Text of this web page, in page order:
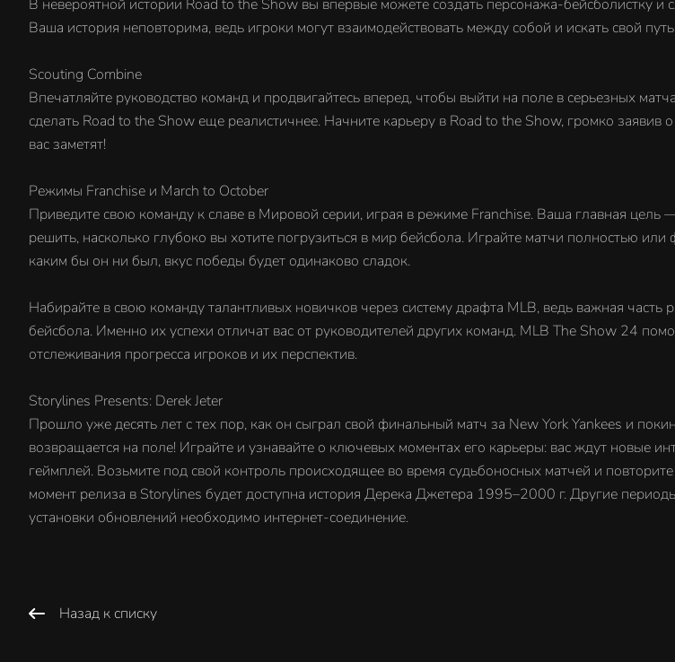
В невероятной истории Road to the Show вы впервые можете создать персонажа-бейсболистку и
Ваша история неповторима, ведь игроки могут взаимодействовать между собой и искать свой
Scouting Combine
Впечатляйте руководство команд и продвигайтесь вперед, чтобы выйти на поле в серьезных
сделать Road to the Show еще реалистичнее. Начните карьеру в Road to the Show, громко заявив
вас заметят!
Режимы Franchise и March to October
Приведите свою команду к славе в Мировой серии, играя в режиме Franchise. Ваша главная
решить, насколько глубоко вы хотите погрузиться в мир бейсбола. Играйте матчи полностью
каким бы он ни был, вкус победы будет одинаково сладок.
Набирайте в свою команду талантливых новичков через систему драфта MLB, ведь важная
бейсбола. Именно их успехи отличат вас от руководителей других команд. MLB The Show 24
отслеживания прогресса игроков и их перспектив.
Storylines Presents: Derek Jeter
Прошло уже десять лет с тех пор, как он сыграл свой финальный матч за New York Yankees и
возвращается на поле! Играйте и узнавайте о ключевых моментах его карьеры: вас ждут новые
геймплей. Возьмите под свой контроль происходящее во время судьбоносных матчей и
момент релиза в Storylines будет доступна история Дерека Джетера 1995–2000 г. Другие
установки обновлений необходимо интернет-соединение.
Назад к списку